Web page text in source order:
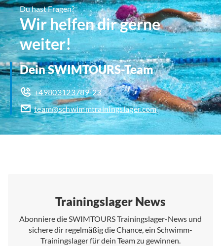
Du hast Fragen?
Wir helfen dir gerne
weiter!
Dein SWIMTOURS-Team
+49803123789-23
team@schwimmtrainingslager.com
Trainingslager News
Abonniere die SWIMTOURS Trainingslager-News und
sichere dir regelmäßig die Chance, ein Schwimm-
Trainingslager für dein Team zu gewinnen.